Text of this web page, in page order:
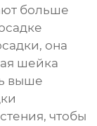
больше
она
шейка
выше
чтобы